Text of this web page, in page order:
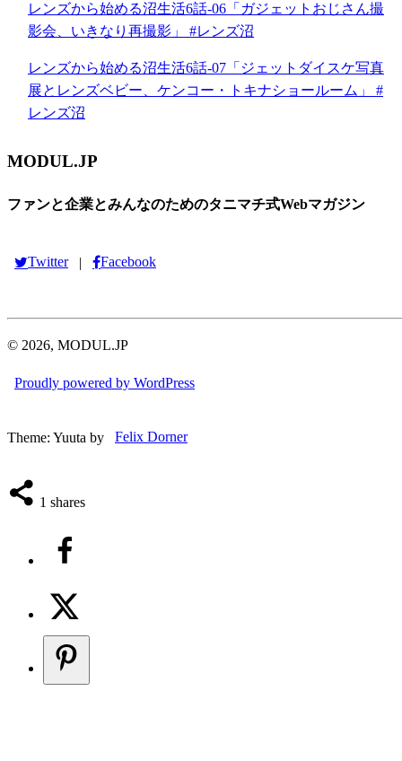
レンズから始める沼生活6話-06「ガジェットおじさん撮
影会、いきなり再撮影」 #レンズ沼
レンズから始める沼生活6話-07「ジェットダイスケ写真
展とレンズベビー、ケンコー・トキナショールーム」 #
レンズ沼
MODUL.JP
ファンと企業とみんなのためのタニマチ式Webマガジン
Twitter | Facebook
© 2026, MODUL.JP
Proudly powered by WordPress
Theme: Yuuta by Felix Dorner
1 shares